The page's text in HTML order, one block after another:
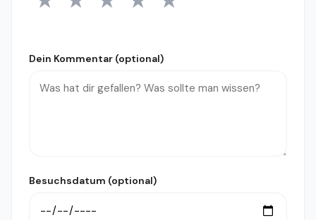
1 Stern2 Sterne
3 Sterne
4 Sterne5 Sterne
Dein Kommentar (optional)
Besuchsdatum (optional)